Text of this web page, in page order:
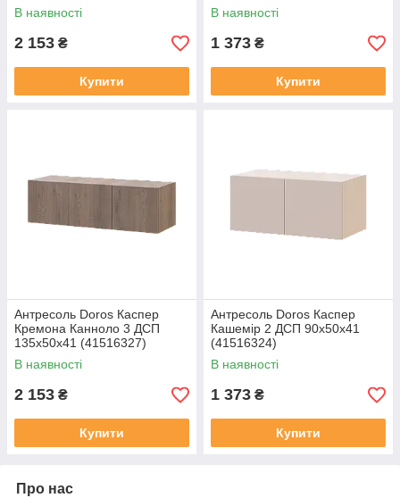
В наявності
2 153 ₴
Купити
В наявності
1 373 ₴
Купити
Антресоль Doros Каспер
Кремона Канноло 3 ДСП
135х50х41 (41516327)
В наявності
2 153 ₴
Купити
Антресоль Doros Каспер
Кашемір 2 ДСП 90х50х41
(41516324)
В наявності
1 373 ₴
Купити
Про нас